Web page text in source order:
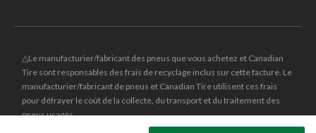
△Le manufacturier/fabricant des pneus que vous achetez et Canadian
Tire sont responsables des frais de recyclage inclus sur cette facture. Le
manufacturier/fabricant de pneus et Canadian Tire utilisent ces frais
pour défrayer le coût de la collecte, du transport et du traitement des
pneus usagés.